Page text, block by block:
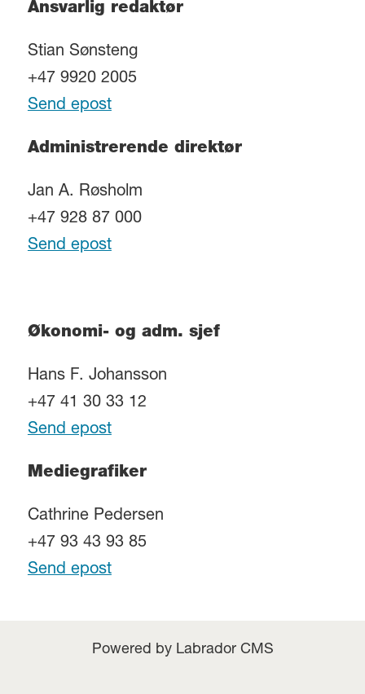
Ansvarlig redaktør
Stian Sønsteng
+47 9920 2005
Send epost
Administrerende direktør
Jan A. Røsholm
+47 928 87 000
Send epost
Økonomi- og adm. sjef
Hans F. Johansson
+47 41 30 33 12
Send epost
Mediegrafiker
Cathrine Pedersen
+47 93 43 93 85
Send epost
Powered by Labrador CMS